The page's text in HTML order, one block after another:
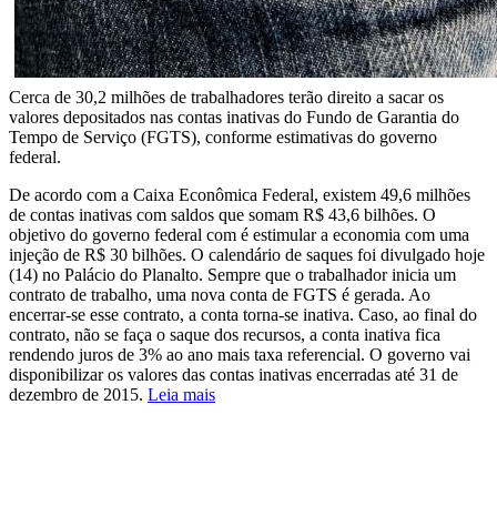
Cerca de 30,2 milhões de trabalhadores terão direito a sacar os
valores depositados nas contas inativas do Fundo de Garantia do
Tempo de Serviço (FGTS), conforme estimativas do governo
federal.
De acordo com a Caixa Econômica Federal, existem 49,6 milhões
de contas inativas com saldos que somam R$ 43,6 bilhões. O
objetivo do governo federal com é estimular a economia com uma
injeção de R$ 30 bilhões. O calendário de saques foi divulgado hoje
(14) no Palácio do Planalto. Sempre que o trabalhador inicia um
contrato de trabalho, uma nova conta de FGTS é gerada. Ao
encerrar-se esse contrato, a conta torna-se inativa. Caso, ao final do
contrato, não se faça o saque dos recursos, a conta inativa fica
rendendo juros de 3% ao ano mais taxa referencial. O governo vai
disponibilizar os valores das contas inativas encerradas até 31 de
dezembro de 2015. Leia mais